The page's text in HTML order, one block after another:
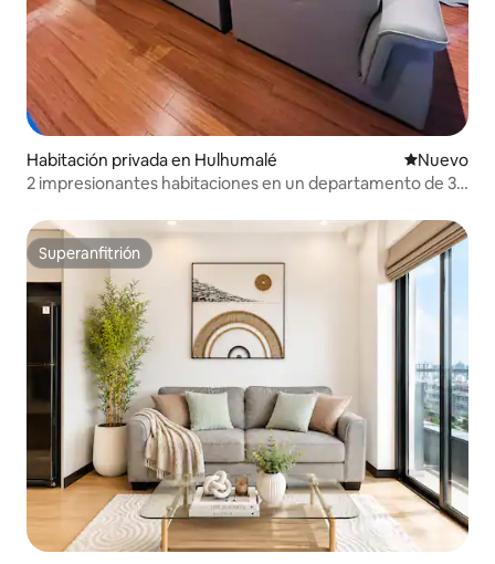
Habitación privada en Hulhumalé Nuevo
Nuevo
2 impresionantes habitaciones en un departamento de 3
Superanfitrión
Superanfitrión